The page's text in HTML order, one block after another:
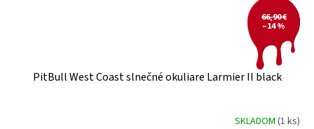
66,90 €
–14 %
PitBull West Coast slnečné okuliare Larmier II black
SKLADOM (1 ks)